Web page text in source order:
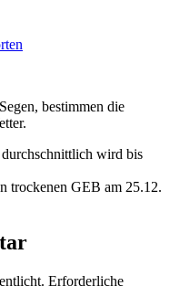
bestimmen die
wird bis
trockenen GEB am 25.12.
Erforderliche